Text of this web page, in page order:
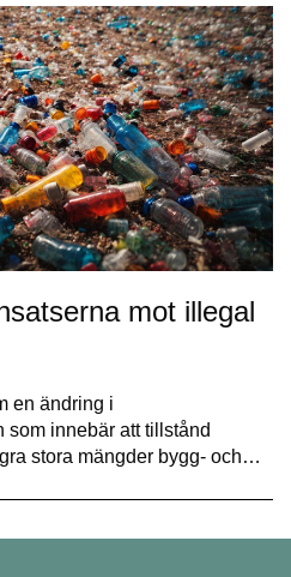
mot illegal
en ändring i
innebär att tillstånd
stora mängder bygg- och…